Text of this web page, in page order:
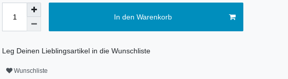
In den Warenkorb
Leg Deinen Lieblingsartikel in die Wunschliste
Wunschliste